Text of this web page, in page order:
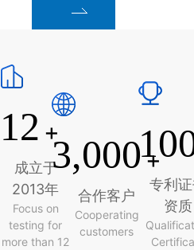
12 +
成立于
2013年
Focus on
testing for
more than 12
3,000+
合作客户
Cooperating
customers
专利
资质